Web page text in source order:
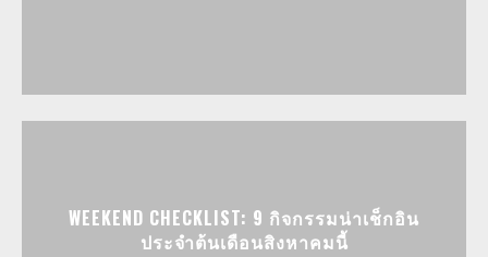
WEEKEND CHECKLIST: 9 กิจกรรมน่าเช็กอิน
ประจำต้นเดือนสิงหาคมนี้